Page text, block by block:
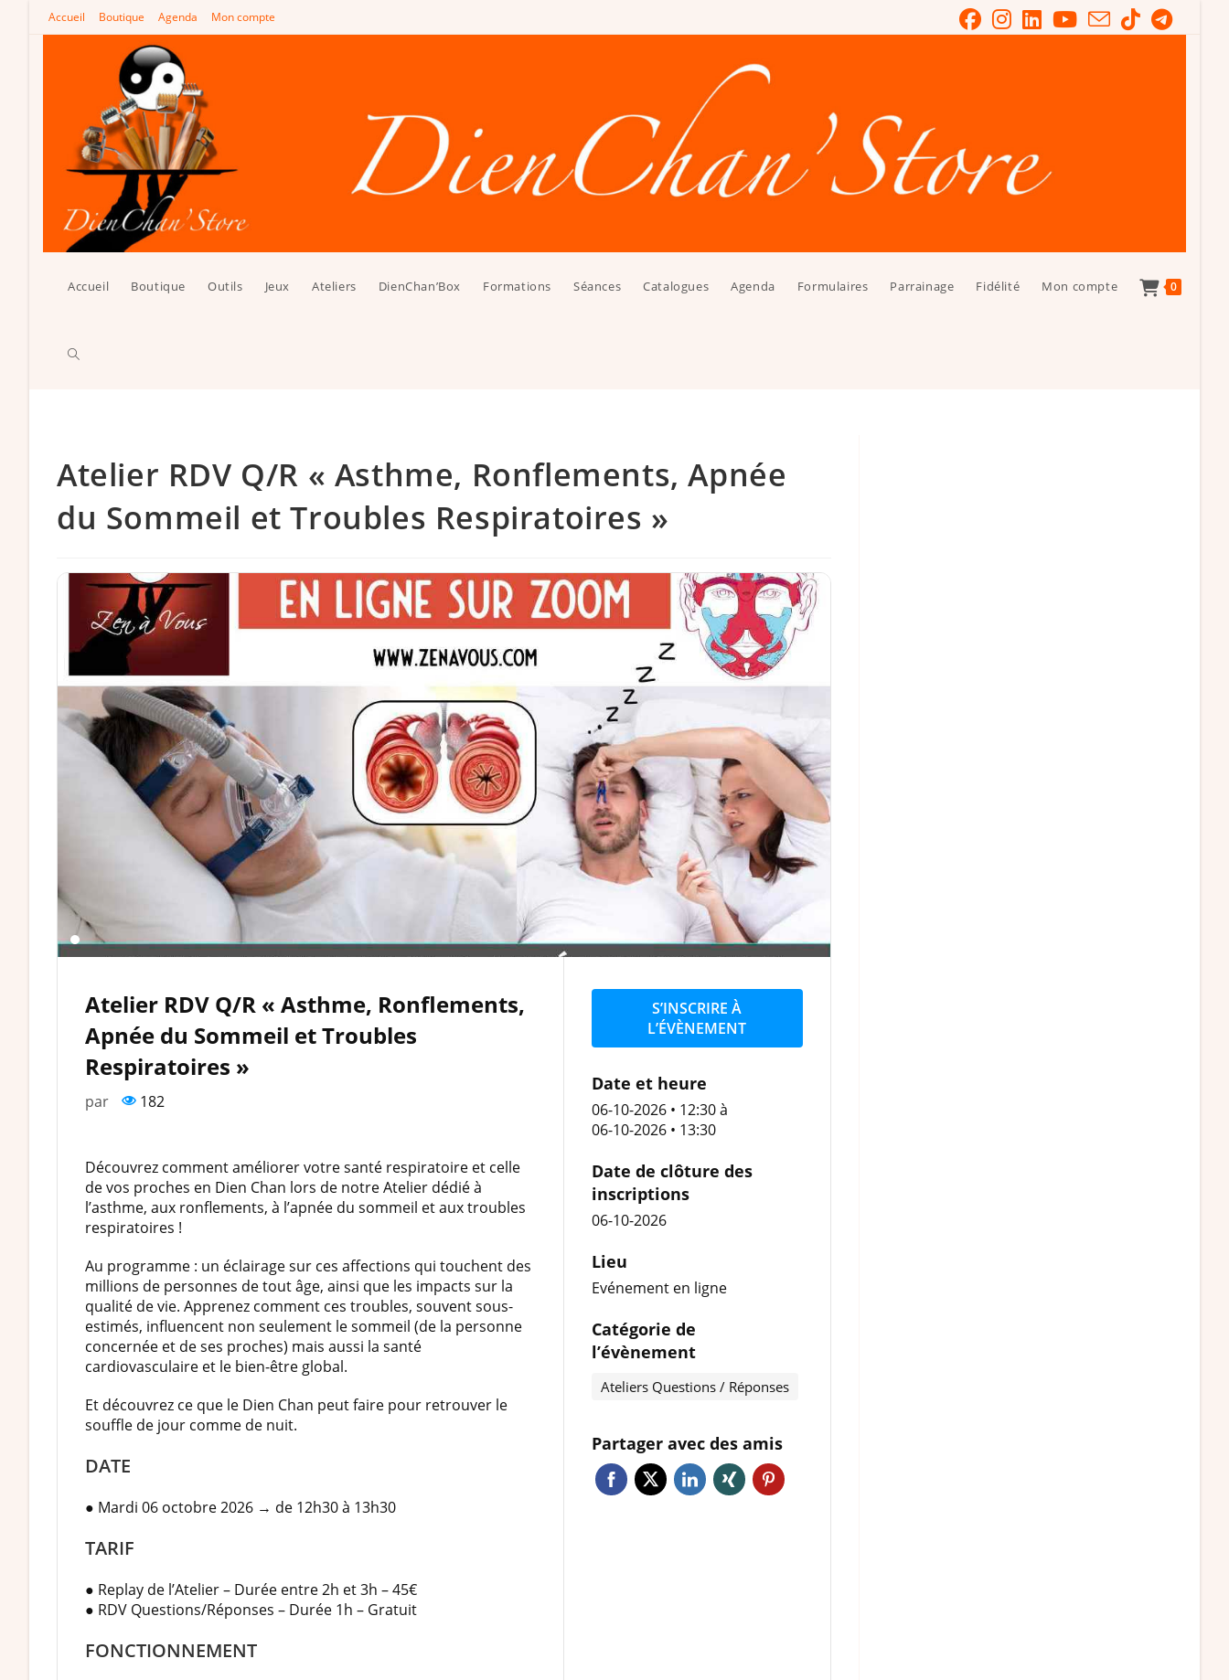
Accueil Boutique Agenda Mon compte
Accueil Boutique Outils Jeux Ateliers DienChan’Box Formations Séances Catalogues Agenda Formulaires Parrainage Fidélité Mon compte 0
Toggle
search
Atelier RDV Q/R « Asthme, Ronflements, Apnée
du Sommeil et Troubles Respiratoires »
Atelier RDV Q/R « Asthme, Ronflements,
Apnée du Sommeil et Troubles
Respiratoires »
par 182
Découvrez comment améliorer votre santé respiratoire et celle
de vos proches en Dien Chan lors de notre Atelier dédié à
l’asthme, aux ronflements, à l’apnée du sommeil et aux troubles
respiratoires !
Au programme : un éclairage sur ces affections qui touchent des
millions de personnes de tout âge, ainsi que les impacts sur la
qualité de vie. Apprenez comment ces troubles, souvent sous-
estimés, influencent non seulement le sommeil (de la personne
concernée et de ses proches) mais aussi la santé
cardiovasculaire et le bien-être global.
Et découvrez ce que le Dien Chan peut faire pour retrouver le
souffle de jour comme de nuit.
DATE
● Mardi 06 octobre 2026 → de 12h30 à 13h30
TARIF
● Replay de l’Atelier – Durée entre 2h et 3h – 45€
● RDV Questions/Réponses – Durée 1h – Gratuit
FONCTIONNEMENT
S’INSCRIRE À
L’ÉVÈNEMENT
Date et heure
06-10-2026 • 12:30à
06-10-2026 • 13:30
Date de clôture des
inscriptions
06-10-2026
Lieu
Evénement en ligne
Catégorie de
l’évènement
Ateliers Questions / Réponses
Partager avec des amis